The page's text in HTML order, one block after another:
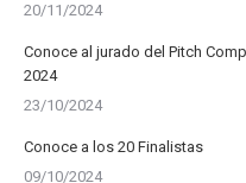
20/11/2024
Conoce al jurado del Pitch
2024
23/10/2024
Conoce a los 20 Finalistas
09/10/2024